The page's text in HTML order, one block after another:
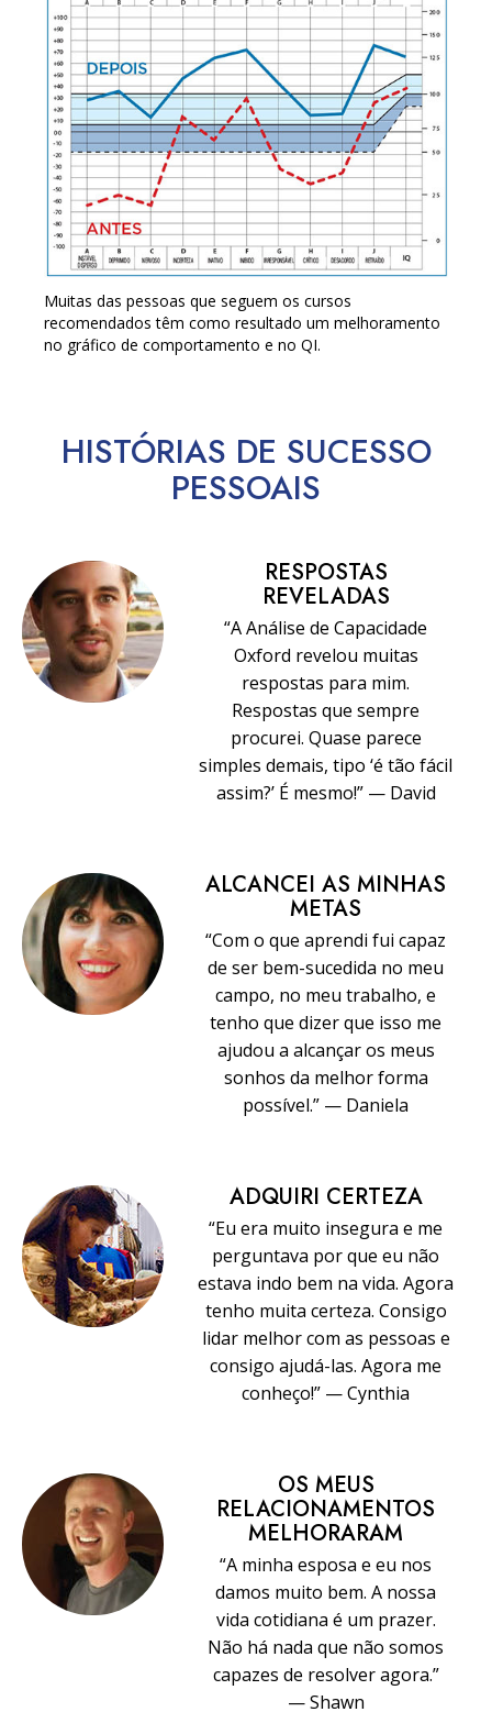
Muitas das pessoas que seguem os cursos
recomendados têm como resultado um melhoramento
no gráfico de comportamento e no QI.
HISTÓRIAS DE SUCESSO
PESSOAIS
RESPOSTAS
REVELADAS
“A Análise de Capacidade
Oxford revelou muitas
respostas para mim.
Respostas que sempre
procurei. Quase parece
simples demais, tipo ‘é tão fácil
assim?’ É mesmo!” — David
ALCANCEI AS MINHAS
METAS
“Com o que aprendi fui capaz
de ser bem-sucedida no meu
campo, no meu trabalho, e
tenho que dizer que isso me
ajudou a alcançar os meus
sonhos da melhor forma
possível.” — Daniela
ADQUIRI CERTEZA
“Eu era muito insegura e me
perguntava por que eu não
estava indo bem na vida. Agora
tenho muita certeza. Consigo
lidar melhor com as pessoas e
consigo ajudá-las. Agora me
conheço!” — Cynthia
OS MEUS
RELACIONAMENTOS
MELHORARAM
“A minha esposa e eu nos
damos muito bem. A nossa
vida cotidiana é um prazer.
Não há nada que não somos
capazes de resolver agora.”
— Shawn